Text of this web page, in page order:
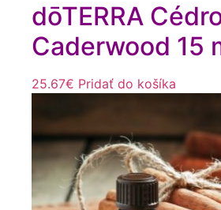
dōTERRA
Caderwood 15
25.67€ Pridať do košíka